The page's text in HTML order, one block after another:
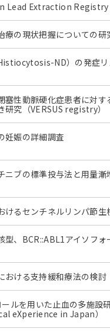
Lead Extraction Registry
療の現状把握についての研
ND）の発症
性動脈硬化症患者に対
究（VERSUS registry）
妊娠の詳細調査
ニブの標準投与法と用量
るセンチネルリンパ節生
、BCR::ABL1アイソフ
おける支持緩和療法の検討
ルを用いた止血の多施設
eXperience in Japan）